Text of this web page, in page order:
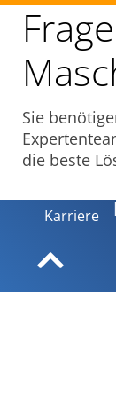
Sie
die beste
Karriere |